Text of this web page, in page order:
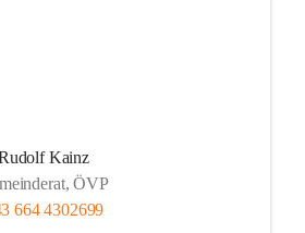
Kainz
ÖVP
664 4302699